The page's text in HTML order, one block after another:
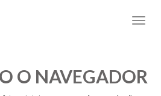
O NAVEGADOR